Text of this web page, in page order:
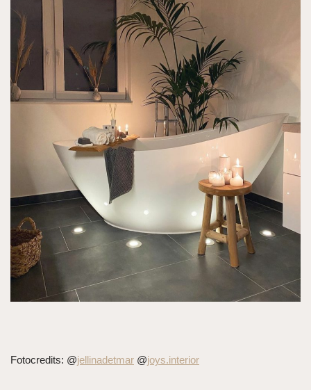
Fotocredits: @jellinadetmar @joys.interior